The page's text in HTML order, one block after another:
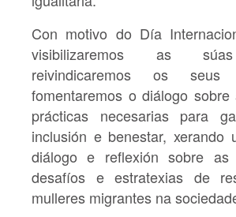
Con motivo do Día
visibilizaremos as
reivindicaremos os
fomentaremos o diálogo
prácticas necesarias para
inclusión e benestar, xerando
diálogo e reflexión sobre as
desafíos e estratexias de
mulleres migrantes na